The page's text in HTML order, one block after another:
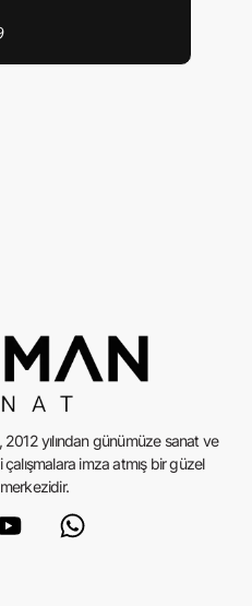
yılından günümüze sanat ve
imza atmış bir güzel